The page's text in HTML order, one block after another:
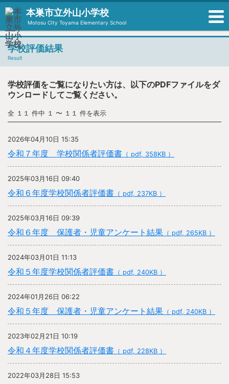
本巣市立外山小学校
Motosu CIty Toyama Elementary School
学校評価結果
Result
学校評価をご覧になりたい方は、以下のPDFファイルをダ
ウンロードしてご覧ください。
全 １１ 件中 １ 〜 １１ 件を表示
2026年04月10日 15:35
令和７年度 学校関係者評価書 （ pdf, 358KB ）
2025年03月16日 09:40
令和６年度学校関係者評価書 （ pdf, 237KB ）
2025年03月16日 09:39
令和６年度 保護者・児童アンケート結果 （ pdf, 265KB ）
2024年03月01日 11:13
令和５年度学校関係者評価書 （ pdf, 240KB ）
2024年01月26日 06:22
令和５年度 保護者・児童アンケート結果 （ pdf, 240KB ）
2023年02月21日 10:19
令和４年度学校関係者評価書 （ pdf, 228KB ）
2022年03月28日 15:53